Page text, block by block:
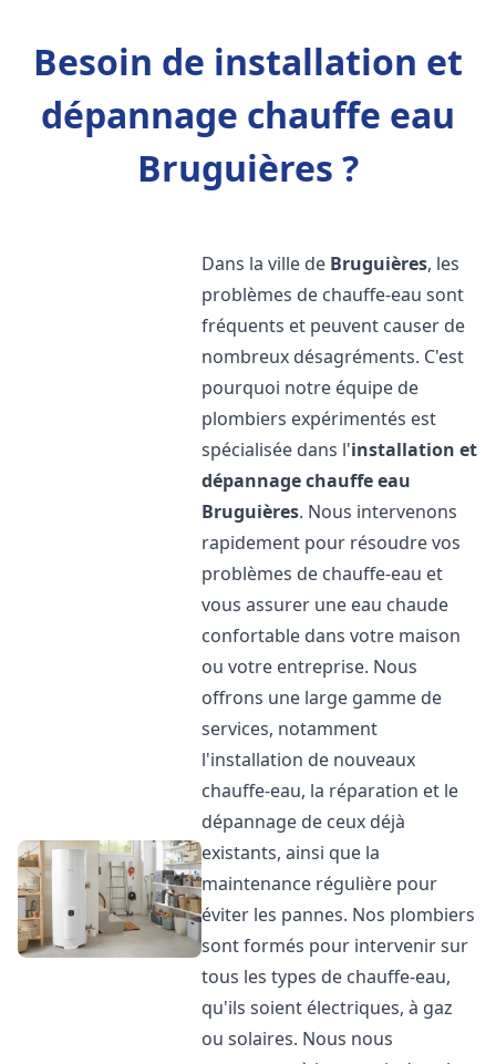
Besoin de installation et
dépannage chauffe eau
Bruguières ?
Dans la ville de Bruguières, les
problèmes de chauffe-eau sont
fréquents et peuvent causer de
nombreux désagréments. C'est
pourquoi notre équipe de
plombiers expérimentés est
spécialisée dans l'installation et
dépannage chauffe eau
Bruguières. Nous intervenons
rapidement pour résoudre vos
problèmes de chauffe-eau et
vous assurer une eau chaude
confortable dans votre maison
ou votre entreprise. Nous
offrons une large gamme de
services, notamment
l'installation de nouveaux
chauffe-eau, la réparation et le
dépannage de ceux déjà
existants, ainsi que la
maintenance régulière pour
éviter les pannes. Nos plombiers
sont formés pour intervenir sur
tous les types de chauffe-eau,
qu'ils soient électriques, à gaz
ou solaires. Nous nous